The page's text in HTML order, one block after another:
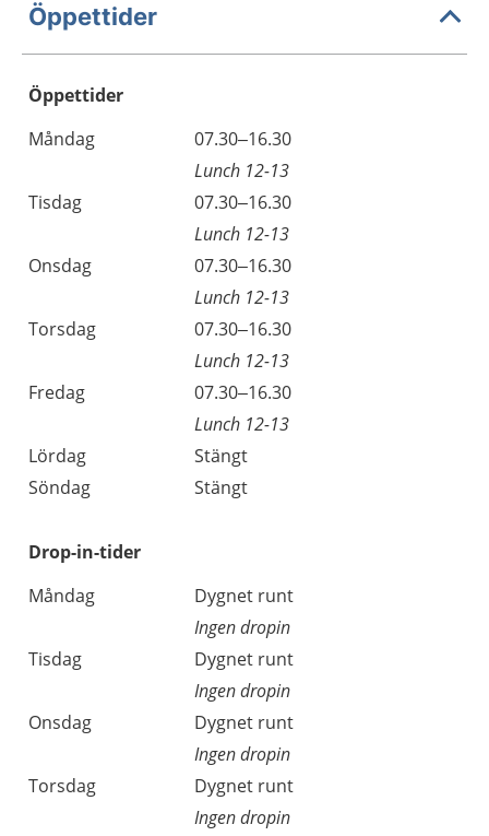
Öppettider
Öppettider
Dag
Öppettider
Kommentarer
Måndag
07.30–16.30
Lunch 12-13
Tisdag
07.30–16.30
Lunch 12-13
Onsdag
07.30–16.30
Lunch 12-13
Torsdag
07.30–16.30
Lunch 12-13
Fredag
07.30–16.30
Lunch 12-13
Lördag
Stängt
Söndag
Stängt
Drop-in-tider
Måndag
Dygnet runt
Ingen dropin
Tisdag
Dygnet runt
Ingen dropin
Onsdag
Dygnet runt
Ingen dropin
Torsdag
Dygnet runt
Ingen dropin